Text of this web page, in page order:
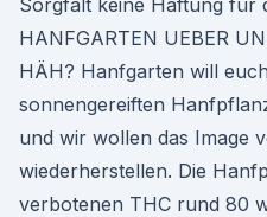
Sorgfalt keine Haftung für
HANFGARTEN UEBER
HÄH? Hanfgarten will
sonnengereiften
und wir wollen das Image
wiederherstellen. Die
verbotenen THC rund 80